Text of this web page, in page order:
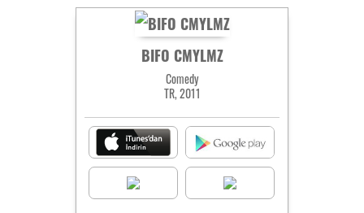
BIFO CMYLMZ
Comedy
TR, 2011